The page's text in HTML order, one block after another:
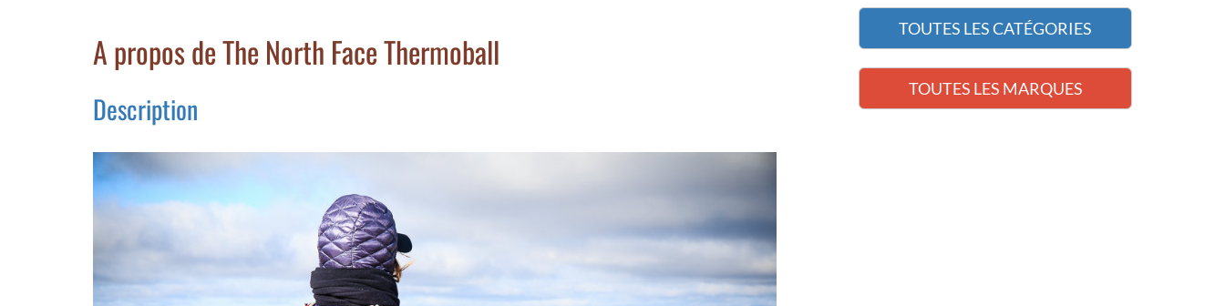
A propos de The North Face Thermoball
Description
TOUTES LES CATÉGORIES
TOUTES LES MARQUES